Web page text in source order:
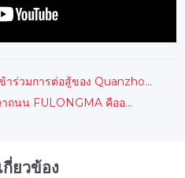
FULONGMA Group เข้าร่วมการต่อสู้ของ Quanzhou กับคลื่นลูกใหม่ของ Covid-19
การใช้ยานพาหนะบำรุงรักษาถนน FULONGMA คืออะไร? วิธีการทำความสะอาดสุขอนามัยทางเท้า?
กี่ยวข้อง